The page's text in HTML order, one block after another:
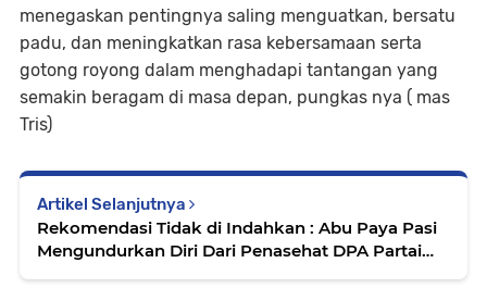
menegaskan pentingnya saling menguatkan, bersatu
padu, dan meningkatkan rasa kebersamaan serta
gotong royong dalam menghadapi tantangan yang
semakin beragam di masa depan, pungkas nya ( mas
Tris)
Artikel Selanjutnya
Rekomendasi Tidak di Indahkan : Abu Paya Pasi
Mengundurkan Diri Dari Penasehat DPA Partai